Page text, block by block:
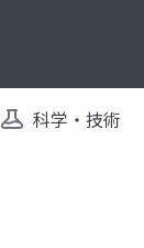
科学・技術